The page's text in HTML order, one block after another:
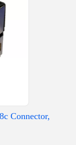
Connector,